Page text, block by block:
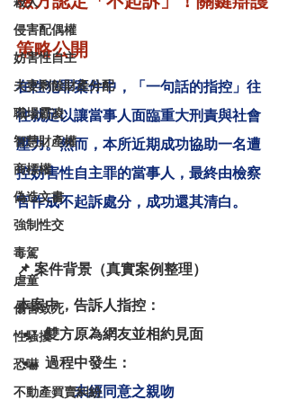
侵害配偶權
妨害性自主
夫妻剩餘財產分配
職場霸凌
智慧財產權
商標權
偽造文書
強制性交
毒駕
虐童
傷害致死
性騷擾
恐嚇
不動產買賣糾紛
策略公開
在性犯罪案件中，「一句話的指控」往
往就足以讓當事人面臨重大刑責與社會
壓力。然而，本所近期成功協助一名遭
控妨害性自主罪的當事人，最終由檢察
官作成不起訴處分，成功還其清白。
📌 案件背景（真實案例整理）
本案中，告訴人指控：
雙方原為網友並相約見面
過程中發生：
未經同意之親吻